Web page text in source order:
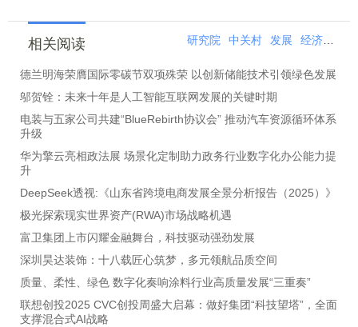
相关阅读 研究院 中关村 发展 经济
德兰明海荣膺国际零碳节双项殊荣 以创新储能技术引领绿色发展
邬贺铨：未来十年是人工智能互联网发展的关键时期
电装与五家公司共建“BlueRebirth协议会” 推动汽车资源循环体系
升级
华为擎云亮相政法展 场景化定制助力政务行业数字化办公能力提
升
DeepSeek透视:《山东省跨境电商发展全景分析报告（2025）》
极光探索现实世界资产(RWA)市场战略机遇
富卫集团上市闪耀金融舞台，科技驱动强劲发展
深圳昊达装饰：十八载匠心筑梦，多元领航品质空间
质量、柔性、绿色 数字化奏响涂料行业高质量发展“三重奏”
联想创投2025 CVC创投周盛大启幕：做好集团“科技望塔”，全面
支撑混合式AI战略